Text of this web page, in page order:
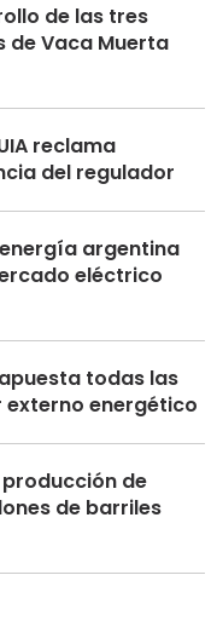
de las tres
de Vaca Muerta
reclama
del regulador
argentina
eléctrico
todas las
energético
de
de barriles